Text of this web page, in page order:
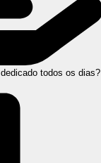
todos os dias?